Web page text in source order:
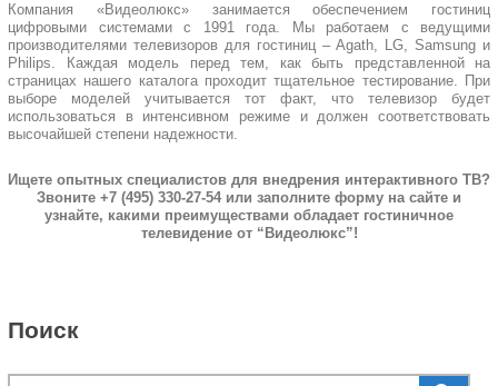
Компания «Видеолюкс» занимается обеспечением гостиниц
цифровыми системами с 1991 года. Мы работаем с ведущими
производителями телевизоров для гостиниц – Agath, LG, Samsung и
Philips. Каждая модель перед тем, как быть представленной на
страницах нашего каталога проходит тщательное тестирование. При
выборе моделей учитывается тот факт, что телевизор будет
использоваться в интенсивном режиме и должен соответствовать
высочайшей степени надежности.
Ищете опытных специалистов для внедрения интерактивного ТВ?
Звоните +7 (495) 330-27-54 или заполните форму на сайте и
узнайте, какими преимуществами обладает гостиничное
телевидение от “Видеолюкс”!
Поиск